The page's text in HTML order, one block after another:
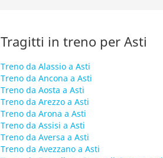
Tragitti in treno per Asti
Treno da Alassio a Asti
Treno da Ancona a Asti
Treno da Aosta a Asti
Treno da Arezzo a Asti
Treno da Arona a Asti
Treno da Assisi a Asti
Treno da Aversa a Asti
Treno da Avezzano a Asti